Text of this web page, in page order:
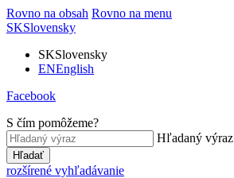
Rovno na obsah Rovno na menu
SKSlovensky
SKSlovensky
ENEnglish
Facebook
S čím pomôžeme?
Hľadaný výraz
Hľadať
rozšírené vyhľadávanie